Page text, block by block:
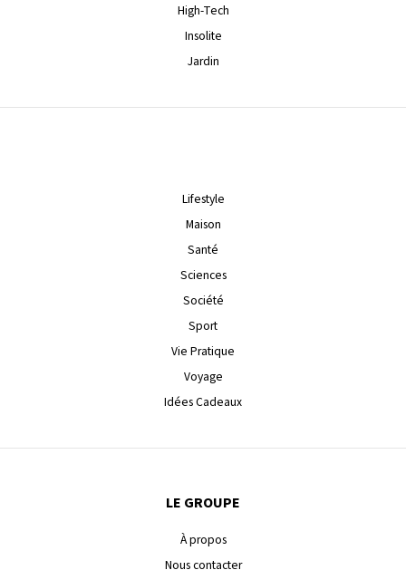
High-Tech
Insolite
Jardin
Lifestyle
Maison
Santé
Sciences
Société
Sport
Vie Pratique
Voyage
Idées Cadeaux
LE GROUPE
À propos
Nous contacter